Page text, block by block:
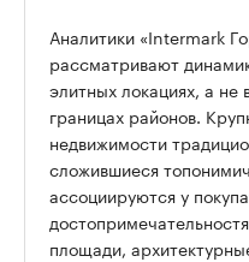
Аналитики «Intermark
рассматривают
элитных локациях, а не
границах районов.
недвижимости
сложившиеся
ассоциируются у
площади,